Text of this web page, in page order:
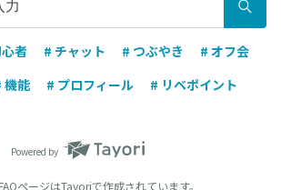
者 # チャット # つぶやき
# オフ会
機能 # プロフィール # リベポイント
Powered by
ページはTayoriで作成されています。